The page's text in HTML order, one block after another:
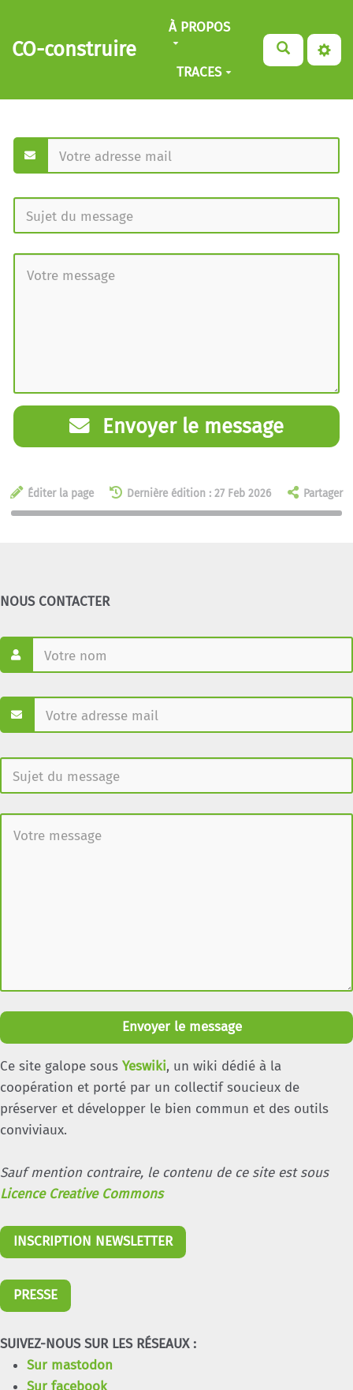
Aller au contenu principal
CO-construire
À PROPOS
TRACES
Envoyer le message
Éditer la page Dernière édition : 27 Feb 2026 Partager
NOUS CONTACTER
Envoyer le message
Ce site galope sous Yeswiki, un wiki dédié à la
coopération et porté par un collectif soucieux de
préserver et développer le bien commun et des outils
conviviaux.
Sauf mention contraire, le contenu de ce site est sous
Licence Creative Commons
INSCRIPTION NEWSLETTER
PRESSE
SUIVEZ-NOUS SUR LES RÉSEAUX :
Sur mastodon
Sur facebook